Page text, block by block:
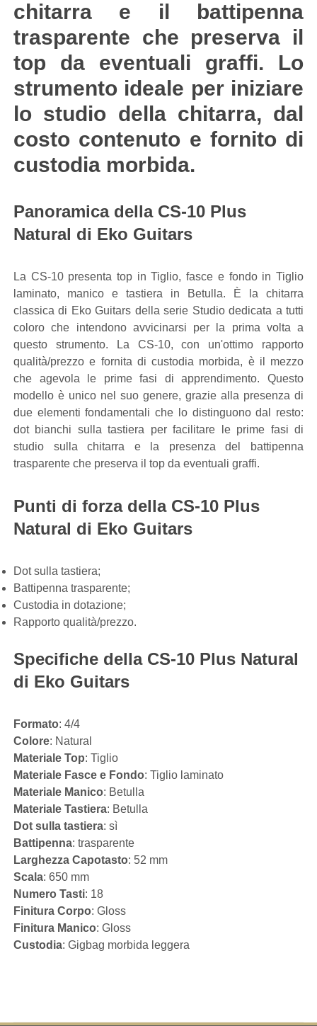
chitarra e il battipenna
trasparente che preserva il
top da eventuali graffi. Lo
strumento ideale per iniziare
lo studio della chitarra, dal
costo contenuto e fornito di
custodia morbida.
Panoramica della CS-10 Plus
Natural di Eko Guitars
La CS-10 presenta top in Tiglio, fasce e fondo in Tiglio
laminato, manico e tastiera in Betulla. È la chitarra
classica di Eko Guitars della serie Studio dedicata a tutti
coloro che intendono avvicinarsi per la prima volta a
questo strumento. La CS-10, con un'ottimo rapporto
qualità/prezzo e fornita di custodia morbida, è il mezzo
che agevola le prime fasi di apprendimento. Questo
modello è unico nel suo genere, grazie alla presenza di
due elementi fondamentali che lo distinguono dal resto:
dot bianchi sulla tastiera per facilitare le prime fasi di
studio sulla chitarra e la presenza del battipenna
trasparente che preserva il top da eventuali graffi.
Punti di forza della CS-10 Plus
Natural di Eko Guitars
Dot sulla tastiera;
Battipenna trasparente;
Custodia in dotazione;
Rapporto qualità/prezzo.
Specifiche della CS-10 Plus Natural
di Eko Guitars
Formato: 4/4
Colore: Natural
Materiale Top: Tiglio
Materiale Fasce e Fondo: Tiglio laminato
Materiale Manico: Betulla
Materiale Tastiera: Betulla
Dot sulla tastiera: sì
Battipenna: trasparente
Larghezza Capotasto: 52 mm
Scala: 650 mm
Numero Tasti: 18
Finitura Corpo: Gloss
Finitura Manico: Gloss
Custodia: Gigbag morbida leggera